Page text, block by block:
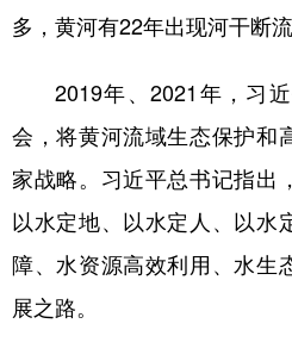
多，黄河有22年出现河干断流
2019年、2021年，习
会，将黄河流域生态保护和
家战略。习近平总书记指出
以水定地、以水定人、以水
障、水资源高效利用、水生
展之路。